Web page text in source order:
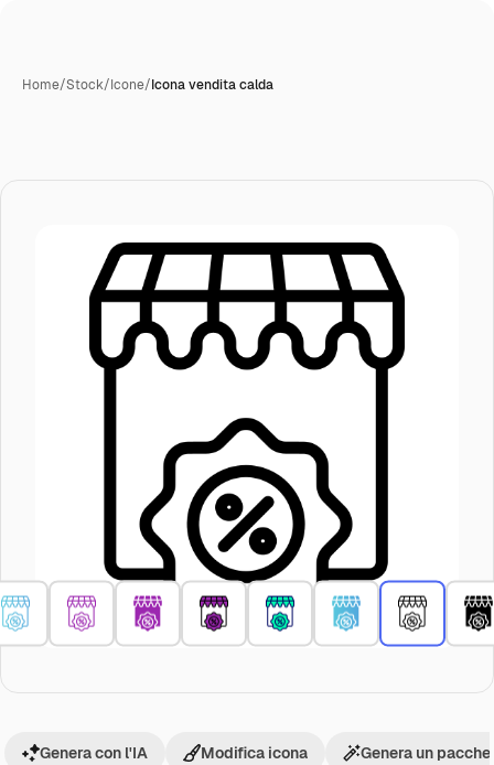
Home/Stock/Icone/Icona vendita calda
Genera con l'IA Modifica icona Genera un